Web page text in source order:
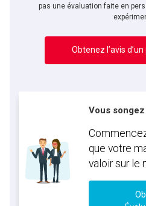
pas une évaluation faite en
Obtenez l’avis
Vous
que votre
valoir sur le